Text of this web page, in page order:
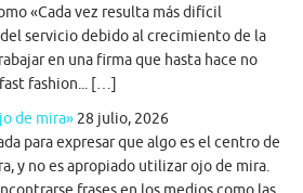
«Cada vez resulta más difícil
servicio debido al crecimiento de la
en una firma que hasta hace no
fashion... […]
de mira» 28 julio, 2026
para expresar que algo es el centro de
y no es apropiado utilizar ojo de mira.